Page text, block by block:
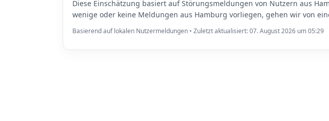
Diese Einschätzung basiert auf Störungsmeldungen von Nutzern aus
wenige oder keine Meldungen aus Hamburg vorliegen, gehen wir von
Basierend auf lokalen Nutzermeldungen • Zuletzt aktualisiert: 07. August 2026 um 05:29